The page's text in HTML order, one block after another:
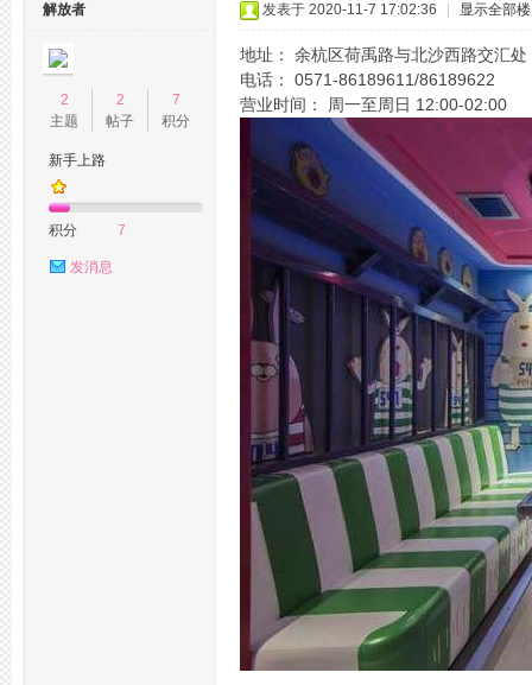
解放者
2
主题
2
帖子
7
积分
新手上路
积分 7
发消息
发表于 2020-11-7 17:02:36 显示全部
地址： 余杭区荷禹路与北沙西路交汇
电话： 0571-86189611/86189622
营业时间： 周一至周日 12:00-02:00